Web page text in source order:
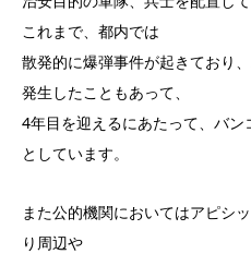
これまで、都内では
散発的に爆弾事件が起きており
発生したこともあって、
4年目を迎えるにあたって、バ
としています。
また公的機関においてはアピシ
り周辺や